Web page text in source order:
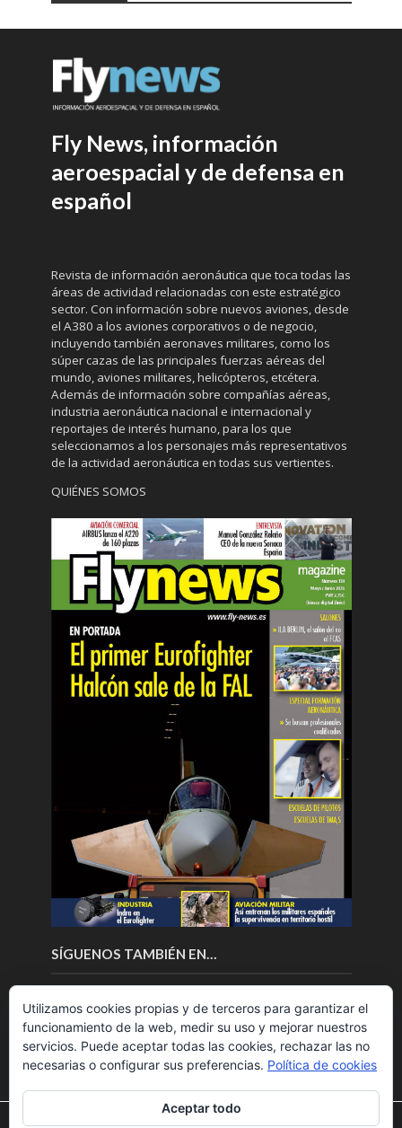
Fly News, información
aeroespacial y de defensa en
español
Revista de información aeronáutica que toca todas las
áreas de actividad relacionadas con este estratégico
sector. Con información sobre nuevos aviones, desde
el A380 a los aviones corporativos o de negocio,
incluyendo también aeronaves militares, como los
súper cazas de las principales fuerzas aéreas del
mundo, aviones militares, helicópteros, etcétera.
Además de información sobre compañías aéreas,
industria aeronáutica nacional e internacional y
reportajes de interés humano, para los que
seleccionamos a los personajes más representativos
de la actividad aeronáutica en todas sus vertientes.
QUIÉNES SOMOS
SÍGUENOS TAMBIÉN EN…
Utilizamos cookies para ofrecerte la mejor experiencia en
Utilizamos cookies propias y de terceros para garantizar el
funcionamiento de la web, medir su uso y mejorar nuestros
servicios. Puede aceptar todas las cookies, rechazar las no
necesarias o configurar sus preferencias. Política de cookies
Aceptar todo